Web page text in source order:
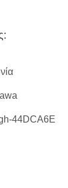
44DCA6E